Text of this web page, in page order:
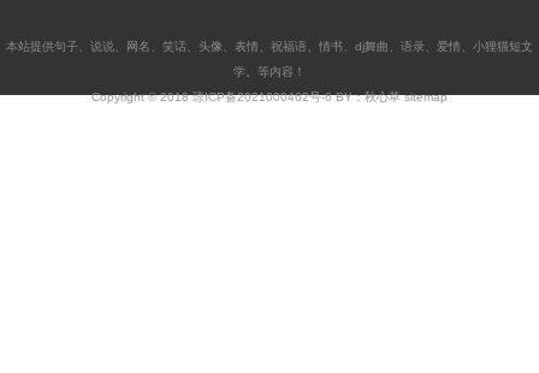
本站提供句子 说说 网名 笑话 头像 表情 祝福语 情书 dj舞曲 语录 爱情
小狸猫短文
学 。等内容！
Copyright © 2018琼ICP备2021000462号-6BY：秋心草sitemap